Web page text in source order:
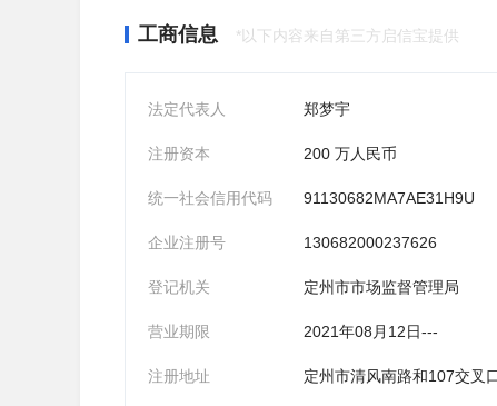
工商信息 *以下内容来自第三方启信宝提供
法定代表人 郑梦宇
注册资本 200 万人民币
统一社会信用代码 91130682MA7AE31H9U
企业注册号 130682000237626
登记机关 定州市市场监督管理局
营业期限 2021年08月12日---
注册地址 定州市清风南路和107交叉